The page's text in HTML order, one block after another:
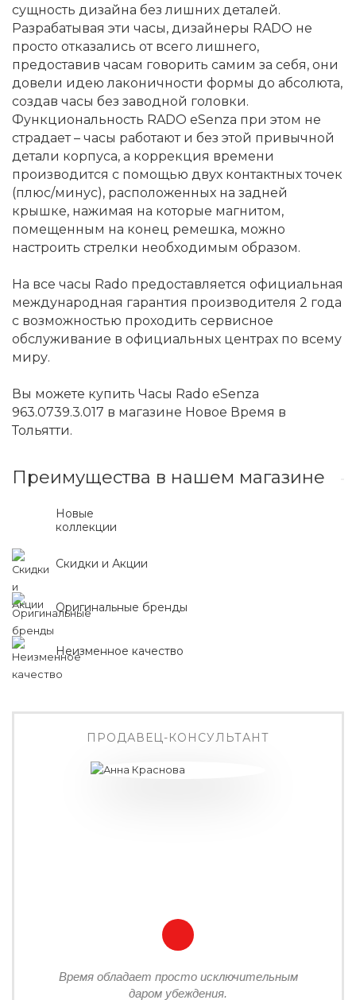
сущность дизайна без лишних деталей.
Разрабатывая эти часы, дизайнеры RADO не
просто отказались от всего лишнего,
предоставив часам говорить самим за себя, они
довели идею лаконичности формы до абсолюта,
создав часы без заводной головки.
Функциональность RADO eSenza при этом не
страдает – часы работают и без этой привычной
детали корпуса, а коррекция времени
производится с помощью двух контактных точек
(плюс/минус), расположенных на задней
крышке, нажимая на которые магнитом,
помещенным на конец ремешка, можно
настроить стрелки необходимым образом.
На все часы Rado предоставляется официальная
международная гарантия производителя 2 года
с возможностью проходить сервисное
обслуживание в официальных центрах по всему
миру.
Вы можете купить Часы Rado eSenza
963.0739.3.017 в магазине Новое Время в
Тольятти.
Преимущества в нашем магазине
Новые
коллекции
Скидки и Акции
Оригинальные бренды
Неизменное качество
ПРОДАВЕЦ-КОНСУЛЬТАНТ
Время обладает просто исключительным
даром убеждения.